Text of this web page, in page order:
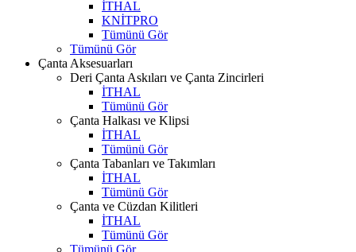
İTHAL
KNİTPRO
Tümünü Gör
Tümünü Gör
Çanta Aksesuarları
Deri Çanta Askıları ve Çanta Zincirleri
İTHAL
Tümünü Gör
Çanta Halkası ve Klipsi
İTHAL
Tümünü Gör
Çanta Tabanları ve Takımları
İTHAL
Tümünü Gör
Çanta ve Cüzdan Kilitleri
İTHAL
Tümünü Gör
Tümünü Gör